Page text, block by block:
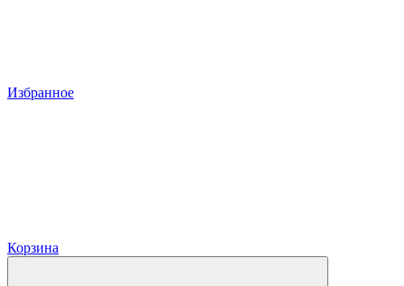
Избранное
Корзина